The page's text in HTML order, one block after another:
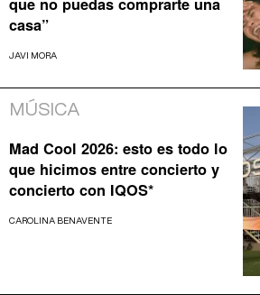
casa”
JAVI MORA
MÚSICA
Mad Cool 2026: esto es todo lo
que hicimos entre concierto y
concierto con IQOS*
CAROLINA BENAVENTE